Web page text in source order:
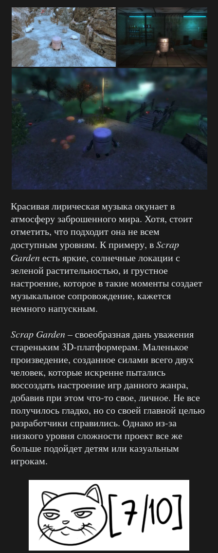
Красивая лирическая музыка окунает в
атмосферу заброшенного мира. Хотя, стоит
отметить, что подходит она не всем
доступным уровням. К примеру, вScrap
Gardenесть яркие, солнечные локации с
зеленой растительностью, и грустное
настроение, которое в такие моменты создает
музыкальное сопровождение, кажется
немного напускным.
Scrap Garden– своеобразная дань уважения
стареньким 3D-платформерам. Маленькое
произведение, созданное силами всего двух
человек, которые искренне пытались
воссоздать настроение игр данного жанра,
добавив при этом что-то свое, личное. Не все
получилось гладко, но со своей главной целью
разработчики справились. Однако из-за
низкого уровня сложности проект все же
больше подойдет детям или казуальным
игрокам.